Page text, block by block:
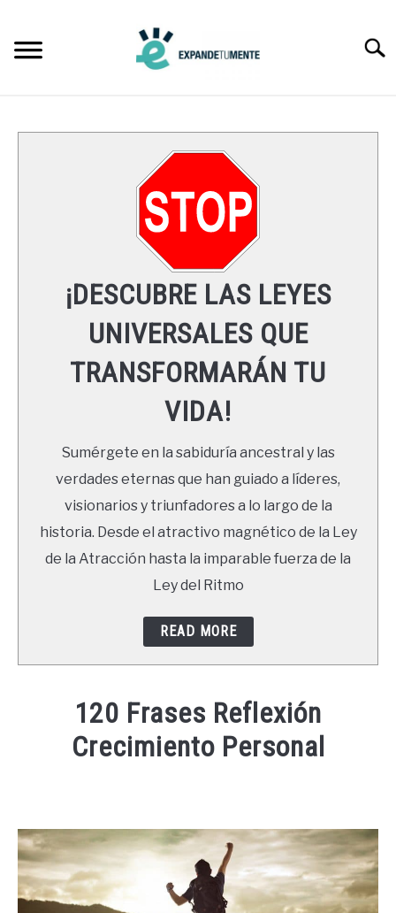
content
LEYES UNIVERSALES
RECURSOS
NEWSLETTER
¡DESCUBRE LAS LEYES
UNIVERSALES QUE
TRANSFORMARÁN TU
VIDA!
Sumérgete en la sabiduría ancestral y las
verdades eternas que han guiado a líderes,
visionarios y triunfadores a lo largo de la
historia. Desde el atractivo magnético de la Ley
de la Atracción hasta la imparable fuerza de la
Ley del Ritmo
READ MORE
120 Frases Reflexión
Crecimiento Personal
in
Frases